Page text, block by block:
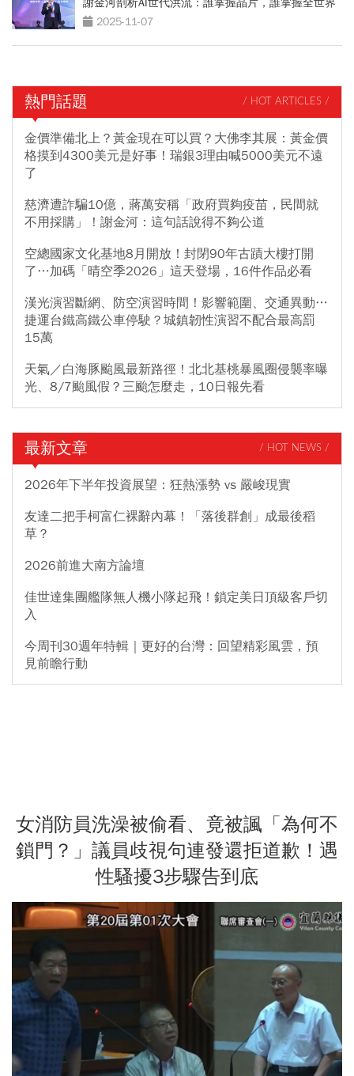
2025-11-07
熱門話題 / HOT ARTICLES /
金價準備北上？黃金現在可以買？大佛李其展：黃金價
格摸到4300美元是好事！瑞銀3理由喊5000美元不遠
了
慈濟遭詐騙10億，蔣萬安稱「政府買夠疫苗，民間就
不用採購」！謝金河：這句話說得不夠公道
空總國家文化基地8月開放！封閉90年古蹟大樓打開
了…加碼「晴空季2026」這天登場，16件作品必看
漢光演習斷網、防空演習時間！影響範圍、交通異動…
捷運台鐵高鐵公車停駛？城鎮韌性演習不配合最高罰
15萬
天氣／白海豚颱風最新路徑！北北基桃暴風圈侵襲率曝
光、8/7颱風假？三颱怎麼走，10日報先看
最新文章 / HOT NEWS /
2026年下半年投資展望：狂熱漲勢 vs 嚴峻現實
友達二把手柯富仁裸辭內幕！「落後群創」成最後稻
草？
2026前進大南方論壇
佳世達集團艦隊無人機小隊起飛！鎖定美日頂級客戶切
入
今周刊30週年特輯｜更好的台灣：回望精彩風雲，預
見前瞻行動
女消防員洗澡被偷看、竟被諷「為何不
鎖門？」議員歧視句連發還拒道歉！遇
性騷擾3步驟告到底